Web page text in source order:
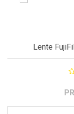
Lente